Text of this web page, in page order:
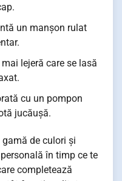
un manșon rulat
lejeră care se lasă
cu un pompon
jucăușă.
de culori și
în timp ce te
completează